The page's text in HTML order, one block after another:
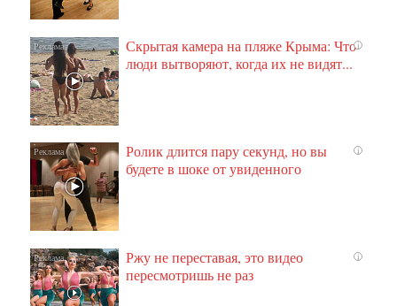
i
Скрытая камера на пляже Крыма: Что
люди вытворяют, когда их не видят...
i
Ролик длится пару секунд, но вы
будете в шоке от увиденного
i
Ржу не переставая, это видео
пересмотришь не раз